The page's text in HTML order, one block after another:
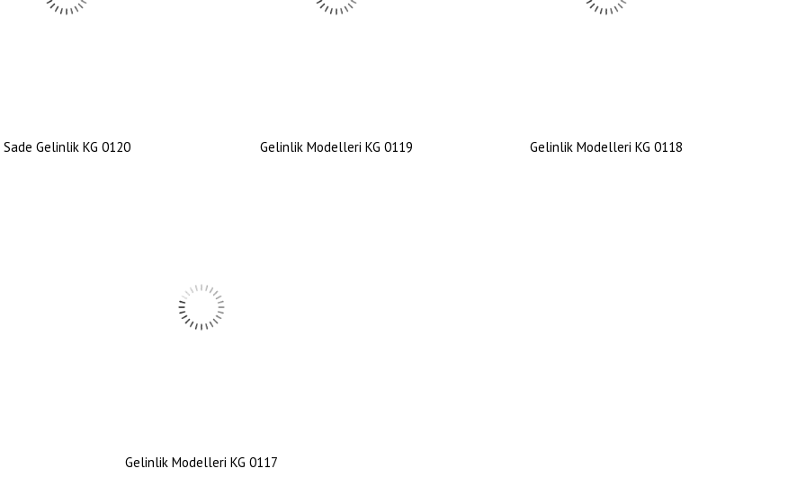
Sade Gelinlik KG 0120 Gelinlik Modelleri KG 0119 Gelinlik Modelleri KG 0118
Gelinlik Modelleri KG 0117